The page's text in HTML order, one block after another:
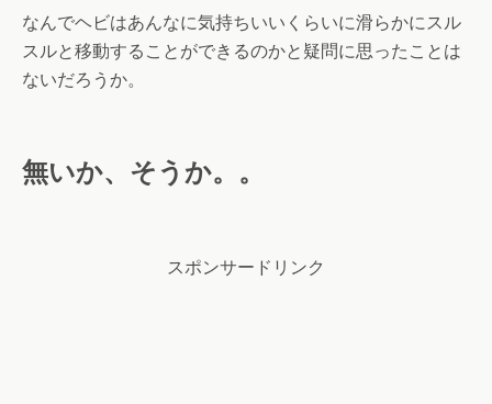
なんでヘビはあんなに気持ちいいくらいに滑らかにスル
スルと移動することができるのかと疑問に思ったことは
ないだろうか。
無いか、そうか。。
スポンサードリンク